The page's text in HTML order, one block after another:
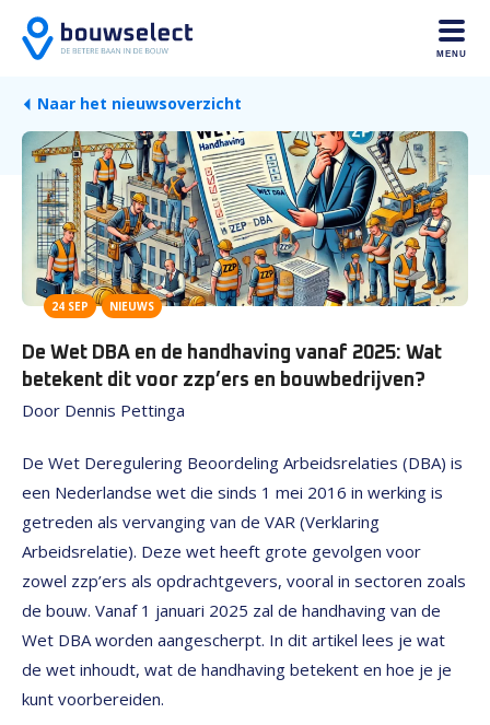
MENU
Naar het nieuwsoverzicht
24 SEP NIEUWS
De Wet DBA en de handhaving vanaf 2025: Wat
betekent dit voor zzp’ers en bouwbedrijven?
Door Dennis Pettinga
De Wet Deregulering Beoordeling Arbeidsrelaties (DBA) is
een Nederlandse wet die sinds 1 mei 2016 in werking is
getreden als vervanging van de VAR (Verklaring
Arbeidsrelatie). Deze wet heeft grote gevolgen voor
zowel zzp’ers als opdrachtgevers, vooral in sectoren zoals
de bouw. Vanaf 1 januari 2025 zal de handhaving van de
Wet DBA worden aangescherpt. In dit artikel lees je wat
de wet inhoudt, wat de handhaving betekent en hoe je je
kunt voorbereiden.